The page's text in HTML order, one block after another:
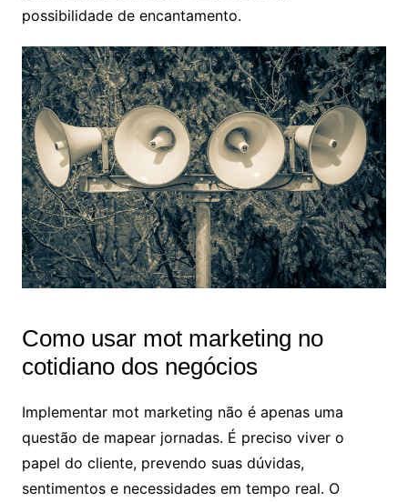
possibilidade de encantamento.
Como usar mot marketing no
cotidiano dos negócios
Implementar mot marketing não é apenas uma
questão de mapear jornadas. É preciso viver o
papel do cliente, prevendo suas dúvidas,
sentimentos e necessidades em tempo real. O